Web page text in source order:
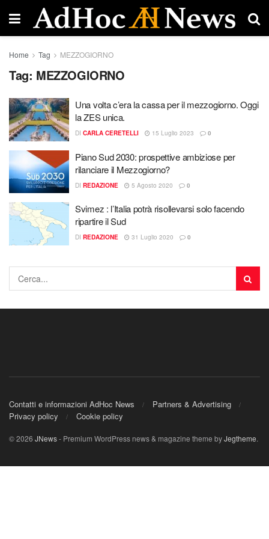
Home Tag MEZZOGIORNO
Tag: MEZZOGIORNO
Una volta c’era la cassa per il mezzogiorno. Oggi
la ZES unica.
DI CARLA CERETELLI 15 Luglio 2023 0
Piano Sud 2030: prospettive ambiziose per
rilanciare il Mezzogiorno?
DI REDAZIONE 5 Agosto 2020 0
Svimez : l’Italia potrà risollevarsi solo facendo
ripartire il Sud
DI REDAZIONE 31 Luglio 2020 0
Contatti e informazioni AdHoc News
Partners & Advertising
Privacy policy
Cookie policy
© 2026 JNews- Premium WordPress news & magazine theme byJegtheme.